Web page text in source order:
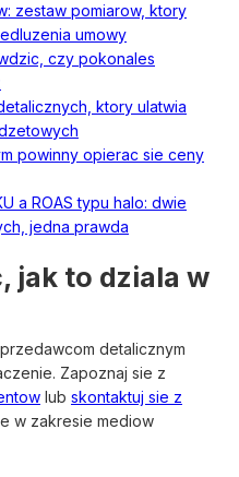
zestaw pomiarow, ktory
umowy
czy pokonales
ktory ulatwia
powinny opierac sie ceny
a ROAS typu halo: dwie
jedna prawda
jak to dziala w
detalicznym
Zapoznaj sie z
lub skontaktuj sie z
w zakresie mediow